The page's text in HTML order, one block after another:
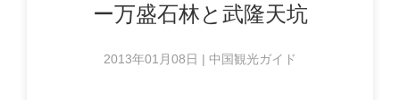
ー万盛石林と武隆天坑
2013年01月08日 | 中国観光ガイド